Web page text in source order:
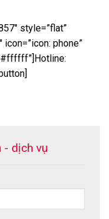
style=”flat”
phone”
- dịch vụ